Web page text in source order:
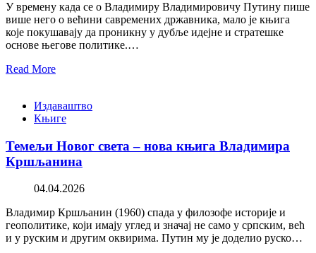
У времену када се о Владимиру Владимировичу Путину пише
више него о већини савремених државника, мало је књига
које покушавају да проникну у дубље идејне и стратешке
основе његове политике.…
Read More
Издаваштво
Књиге
Темељи Новог света – нова књига Владимира
Кршљанина
04.04.2026
Владимир Кршљанин (1960) спада у филозофе историје и
геополитике, који имају углед и значај не само у српским, већ
и у руским и другим оквирима. Путин му је доделио руско…